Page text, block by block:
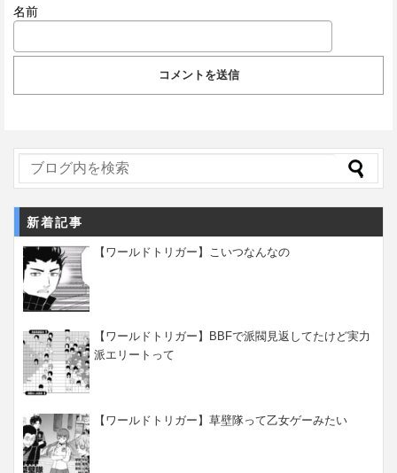
名前
新着記事
【ワールドトリガー】こいつなんなの
【ワールドトリガー】BBFで派閥見返してたけど実力
派エリートって
【ワールドトリガー】草壁隊って乙女ゲーみたい